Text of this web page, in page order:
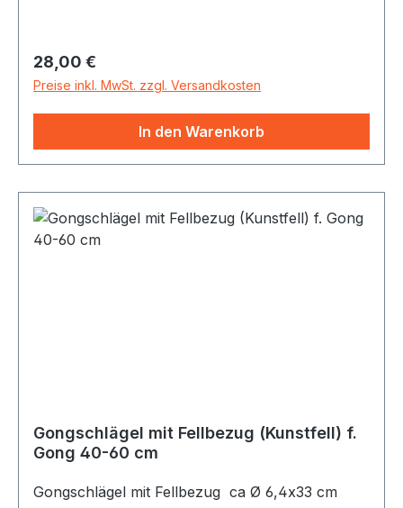
Regulärer Preis:
28,00 €
Preise inkl. MwSt. zzgl. Versandkosten
In den Warenkorb
Gongschlägel mit Fellbezug (Kunstfell) f.
Gong 40-60 cm
Gongschlägel mit Fellbezug ca Ø 6,4x33 cm